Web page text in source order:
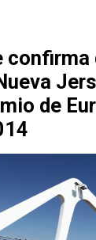
confirma
de